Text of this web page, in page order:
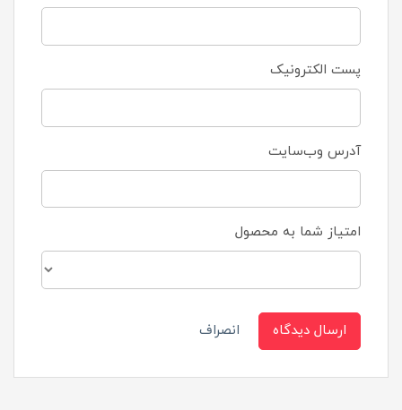
پست الکترونیک
آدرس وب‌سایت
امتیاز شما به محصول
ارسال دیدگاه انصراف